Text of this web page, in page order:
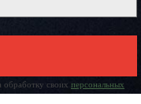
обработку своих персональных